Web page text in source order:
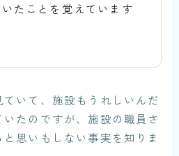
たことを覚えています
いて、施設もうれしいんだ
たのですが、施設の職員さ
思いもしない事実を知りま